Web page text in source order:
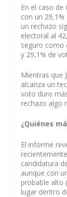
En el caso
con un
un rechazo
electoral al
seguro como
y 29,1% de
Mientras que
alcanza un
voto duro
rechazo algo
¿Quiénes
El informe
candidatura
aunque con
probable alto
lugar dentro